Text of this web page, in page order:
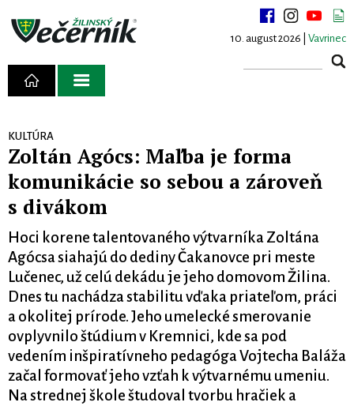
10. august 2026 | Vavrinec
KULTÚRA
Zoltán Agócs: Maľba je forma
komunikácie so sebou a zároveň
s divákom
Hoci korene talentovaného výtvarníka Zoltána
Agócsa siahajú do dediny Čakanovce pri meste
Lučenec, už celú dekádu je jeho domovom Žilina.
Dnes tu nachádza stabilitu vďaka priateľom, práci
a okolitej prírode. Jeho umelecké smerovanie
ovplyvnilo štúdium v Kremnici, kde sa pod
vedením inšpiratívneho pedagóga Vojtecha Baláža
začal formovať jeho vzťah k výtvarnému umeniu.
Na strednej škole študoval tvorbu hračiek a